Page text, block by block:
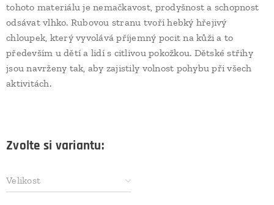
tohoto materiálu je nemačkavost, prodyšnost a schopnost
odsávat vlhko. Rubovou stranu tvoří hebký hřejivý
chloupek, který vyvolává příjemný pocit na kůži a to
především u dětí a lidí s citlivou pokožkou. Dětské střihy
jsou navrženy tak, aby zajistily volnost pohybu při všech
aktivitách.
Zvolte si variantu:
Velikost